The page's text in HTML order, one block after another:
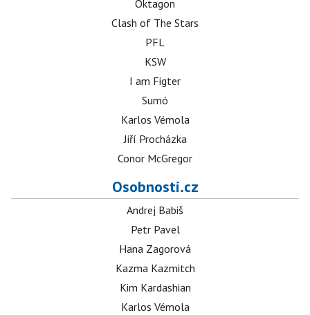
Oktagon
Clash of The Stars
PFL
KSW
I am Figter
Sumó
Karlos Vémola
Jiří Procházka
Conor McGregor
Osobnosti.cz
Andrej Babiš
Petr Pavel
Hana Zagorová
Kazma Kazmitch
Kim Kardashian
Karlos Vémola